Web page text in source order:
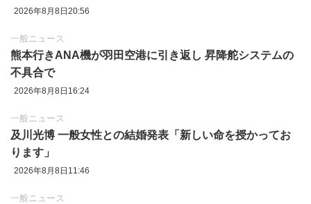
2026年8月8日20:56
一般ニュース
熊本行きANA機が羽田空港に引き返し 昇降舵システムの
不具合で
2026年8月8日16:24
一般ニュース
及川光博 一般女性との結婚発表「新しい命を授かってお
ります」
2026年8月8日11:46
一般ニュース